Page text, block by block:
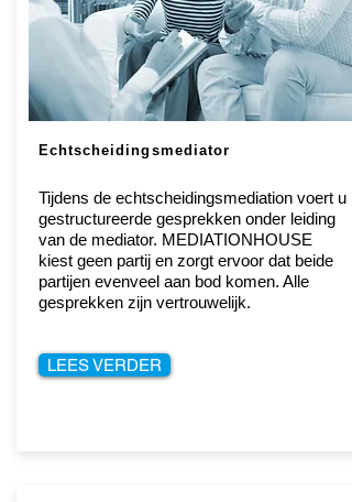
Echtscheidingsmediator
Tijdens de echtscheidingsmediation voert u
gestructureerde gesprekken onder leiding
van de mediator. MEDIATIONHOUSE
kiest geen partij en zorgt ervoor dat beide
partijen evenveel aan bod komen. Alle
gesprekken zijn vertrouwelijk.
LEES VERDER